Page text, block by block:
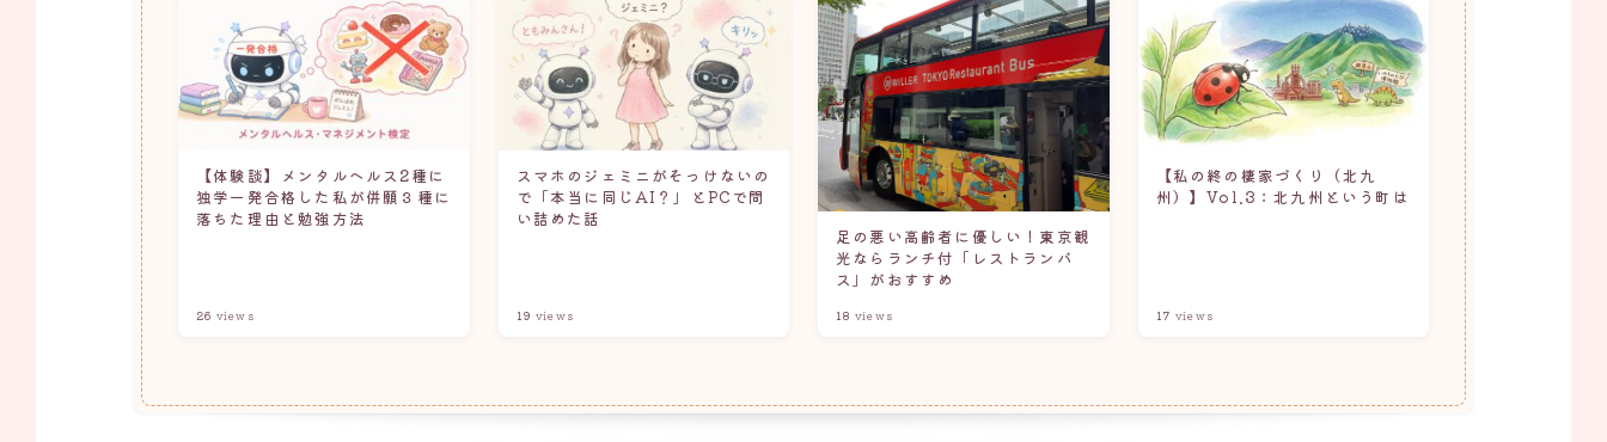
【体験談】メンタルヘルス2種に
独学一発合格した私が併願３種に
落ちた理由と勉強方法
26 views
スマホのジェミニがそっけないの
で「本当に同じAI？」とPCで問
い詰めた話
19 views
足の悪い高齢者に優しい！東京観
光ならランチ付「レストランバ
ス」がおすすめ
18 views
【私の終の棲家づくり（北九
州）】Vol.3：北九州という町は
17 views